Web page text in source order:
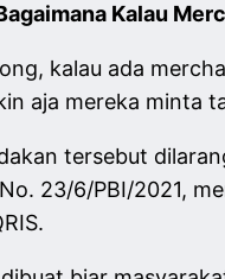
Kalau
kalau ada
aja mereka minta
tersebut
23/6/PBI/2021,